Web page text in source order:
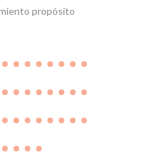
propósito